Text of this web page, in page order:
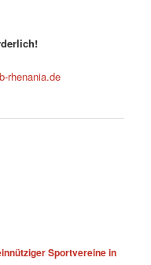
rhenania.de
Sportvereine in